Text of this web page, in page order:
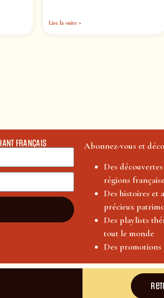
Lire la suite »
FRANÇAIS
Abonnez-vous et
Des
régions
Des histoires et
précieux
Des playlists
tout le monde
Des promotions